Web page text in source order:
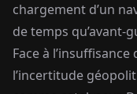
chargement d’un
de temps
Face à
l’incertitude